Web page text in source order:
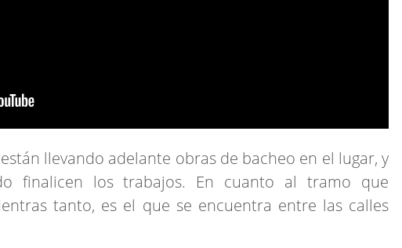
llevando adelante obras de bacheo en el lugar, y
finalicen los trabajos. En cuanto al tramo que
tanto, es el que se encuentra entre las calles